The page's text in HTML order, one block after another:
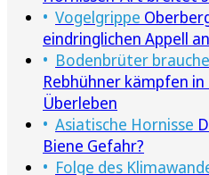
Vogelgrippe
eindringlichen Appell
Bodenbrüter
Rebhühner kämpfen in
Überleben
Asiatische Hornisse
Biene Gefahr?
Folge des